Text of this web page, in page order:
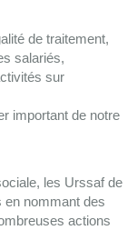
de traitement,
salariés,
sur
important de notre
les Urssaf de
en nommant des
actions